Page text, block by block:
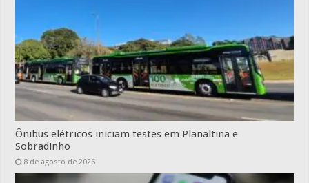
Ônibus elétricos iniciam testes em Planaltina e
Sobradinho
8 de agosto de 2026